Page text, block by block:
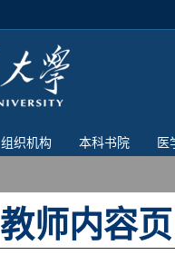
组织机构 本科书院 医
教师内容页